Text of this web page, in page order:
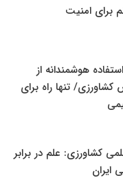
برای امنیت
هوشمندانه از
تنها راه برای
کشاورزی: علم در برابر
ایران